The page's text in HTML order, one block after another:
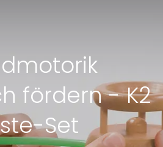
fördern - K2
Set